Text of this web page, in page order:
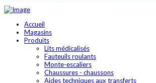
Accueil
Magasins
Produits
Lits médicalisés
Fauteuils roulants
Monte-escaliers
Chaussures - chaussons
Aides techniques aux transferts